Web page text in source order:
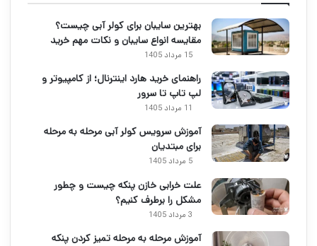
بهترین سایبان برای کولر آبی چیست؟
مقایسه انواع سایبان و نکات مهم خرید
15 مرداد 1405
راهنمای خرید هارد اینترنال؛ از کامپیوتر و
لپ تاپ تا سرور
11 مرداد 1405
آموزش سرویس کولر آبی مرحله به مرحله
برای مبتدیان
5 مرداد 1405
علت خرابی خازن پنکه چیست و چطور
مشکل را برطرف کنیم؟
3 مرداد 1405
آموزش مرحله به مرحله تمیز کردن پنکه